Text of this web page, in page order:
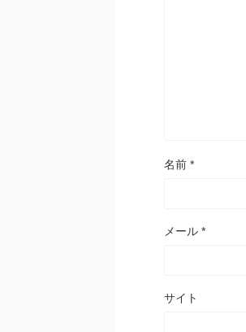
名前 *
メール *
サイト